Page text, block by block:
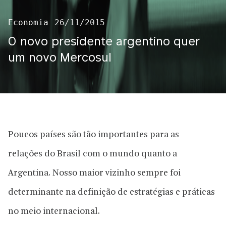
Economia 26/11/2015
O novo presidente argentino quer
um novo Mercosul
Poucos países são tão importantes para as
relações do Brasil com o mundo quanto a
Argentina. Nosso maior vizinho sempre foi
determinante na definição de estratégias e práticas
no meio internacional.